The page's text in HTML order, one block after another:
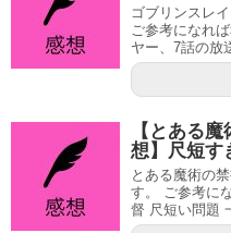
ゴブリンスレ
ご参考になれ
ヤー、7話の放
【とある
想】尺短す
とある魔術の
す。 ご参考に
督 尺短い問題